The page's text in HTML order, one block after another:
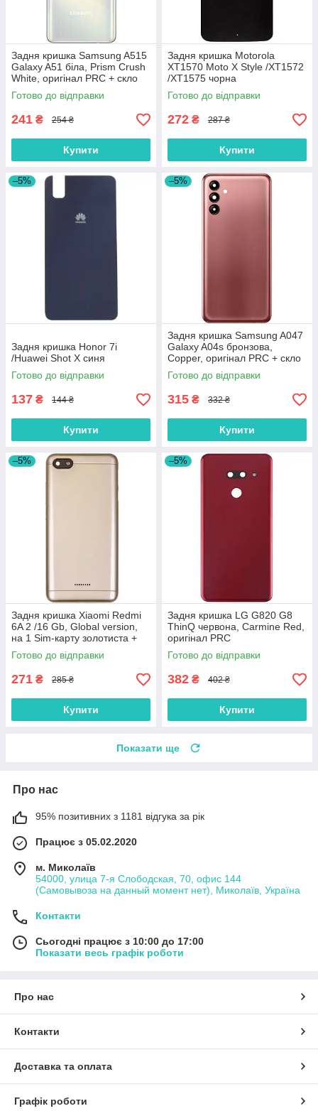
Задня кришка Samsung A515
Galaxy A51 біла, Prism Crush
White, оригінал PRC + скло
камери
Готово до відправки
241 ₴ 254 ₴
Купити
Задня кришка Motorola
XT1570 Moto X Style /XT1572
/XT1575 чорна
Готово до відправки
272 ₴ 287 ₴
Купити
–5%
Задня кришка Honor 7i
/Huawei Shot X синя
Готово до відправки
137 ₴ 144 ₴
Купити
–5%
Задня кришка Samsung A047
Galaxy A04s бронзова,
Copper, оригінал PRC + скло
камери
Готово до відправки
315 ₴ 332 ₴
Купити
–5%
Задня кришка Xiaomi Redmi
6A 2 /16 Gb, Global version,
на 1 Sim-карту золотиста +
скло камери
Готово до відправки
271 ₴ 285 ₴
Купити
–5%
Задня кришка LG G820 G8
ThinQ червона, Carmine Red,
оригінал PRC
Готово до відправки
382 ₴ 402 ₴
Купити
Показати ще
Про нас
95% позитивних з 1181 відгука за рік
Працює з 05.02.2020
м. Миколаїв
54000, улица 7-я Слободская, 70, офис 144
(Самовывоза на данный момент нет), Миколаїв, Україна
Контакти
Сьогодні працює з 10:00 до 17:00
Показати весь графік роботи
Про нас
Контакти
Доставка та оплата
Графік роботи